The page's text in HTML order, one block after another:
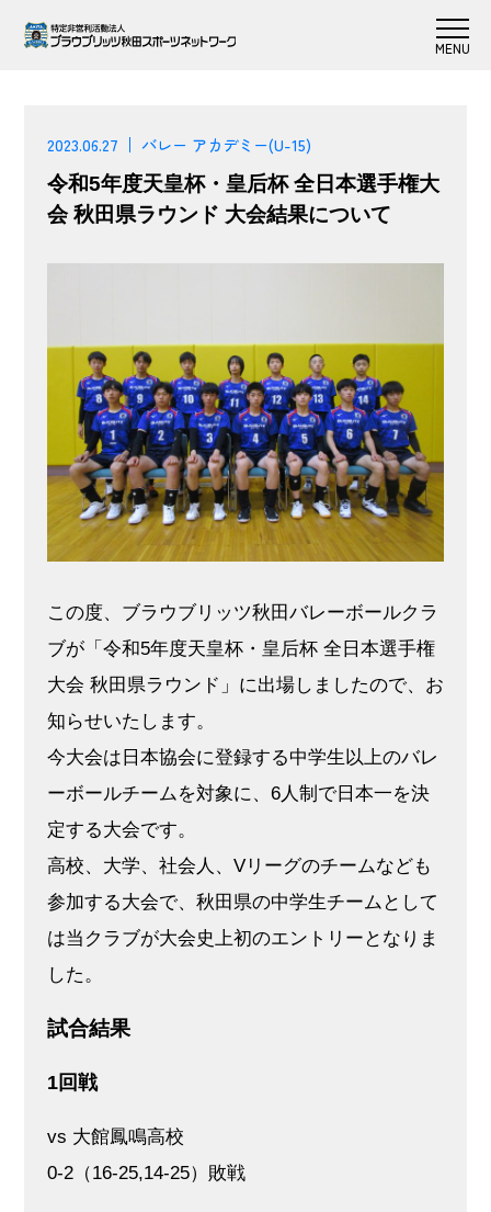
2023.06.27
バレー アカデミー(U-15)
令和5年度天皇杯・皇后杯 全日本選手権大
会 秋田県ラウンド 大会結果について
この度、ブラウブリッツ秋田バレーボールクラ
ブが「令和5年度天皇杯・皇后杯 全日本選手権
大会 秋田県ラウンド」に出場しましたので、お
知らせいたします。
今大会は日本協会に登録する中学生以上のバレ
ーボールチームを対象に、6人制で日本一を決
定する大会です。
高校、大学、社会人、Vリーグのチームなども
参加する大会で、秋田県の中学生チームとして
は当クラブが大会史上初のエントリーとなりま
した。
試合結果
1回戦
vs 大館鳳鳴高校
0-2（16-25,14-25）敗戦